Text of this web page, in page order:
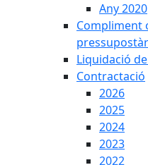
Any 2020
Compliment
Liquidació
Contractació
2026
2025
2024
2023
2022